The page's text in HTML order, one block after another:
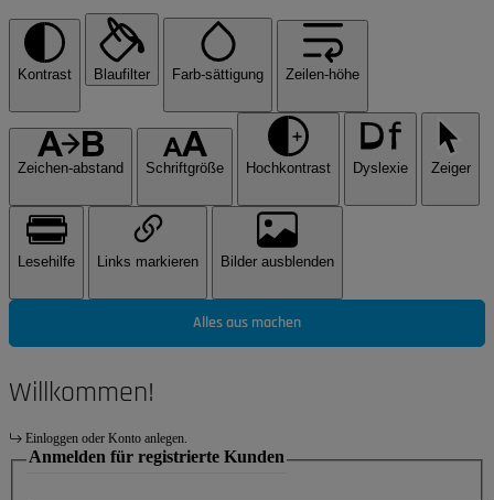
Kontrast Blaufilter Farb-sättigung Zeilen-höhe
Zeichen-abstand Schriftgröße Hochkontrast Dyslexie Zeiger
Lesehilfe Links markieren Bilder ausblenden
Alles aus machen
Willkommen!
Einloggen oder Konto anlegen.
Anmelden für registrierte Kunden